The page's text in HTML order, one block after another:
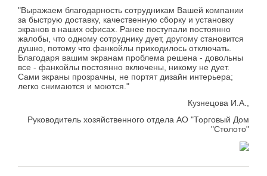
"Выражаем благодарность сотрудникам Вашей компании
за быструю доставку, качественную сборку и установку
экранов в наших офисах. Ранее поступали постоянно
жалобы, что одному сотруднику дует, другому становится
душно, потому что фанкойлы приходилось отключать.
Благодаря вашим экранам проблема решена - довольны
все - фанкойлы постоянно включены, никому не дует.
Сами экраны прозрачны, не портят дизайн интерьера;
легко снимаются и моются."
Кузнецова И.А.,
Руководитель хозяйственного отдела АО "Торговый Дом
"Столото"